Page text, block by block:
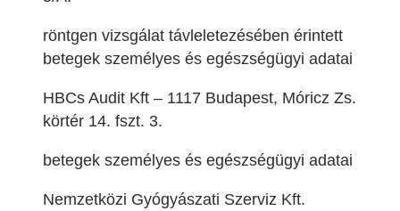
röntgen vizsgálat távleletezésében érintett
betegek személyes és egészségügyi adatai
HBCs Audit Kft – 1117 Budapest, Móricz Zs.
körtér 14. fszt. 3.
betegek személyes és egészségügyi adatai
Nemzetközi Gyógyászati Szerviz Kft.